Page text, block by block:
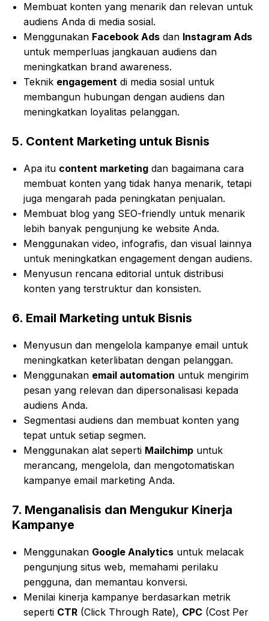
Membuat konten yang menarik dan relevan untuk
audiens Anda di media sosial.
Menggunakan Facebook Ads dan Instagram Ads
untuk memperluas jangkauan audiens dan
meningkatkan brand awareness.
Teknik engagement di media sosial untuk
membangun hubungan dengan audiens dan
meningkatkan loyalitas pelanggan.
5. Content Marketing untuk Bisnis
Apa itu content marketing dan bagaimana cara
membuat konten yang tidak hanya menarik, tetapi
juga mengarah pada peningkatan penjualan.
Membuat blog yang SEO-friendly untuk menarik
lebih banyak pengunjung ke website Anda.
Menggunakan video, infografis, dan visual lainnya
untuk meningkatkan engagement dengan audiens.
Menyusun rencana editorial untuk distribusi
konten yang terstruktur dan konsisten.
6. Email Marketing untuk Bisnis
Menyusun dan mengelola kampanye email untuk
meningkatkan keterlibatan dengan pelanggan.
Menggunakan email automation untuk mengirim
pesan yang relevan dan dipersonalisasi kepada
audiens Anda.
Segmentasi audiens dan membuat konten yang
tepat untuk setiap segmen.
Menggunakan alat seperti Mailchimp untuk
merancang, mengelola, dan mengotomatiskan
kampanye email marketing Anda.
7. Menganalisis dan Mengukur Kinerja
Kampanye
Menggunakan Google Analytics untuk melacak
pengunjung situs web, memahami perilaku
pengguna, dan memantau konversi.
Menilai kinerja kampanye berdasarkan metrik
seperti CTR (Click Through Rate), CPC (Cost Per